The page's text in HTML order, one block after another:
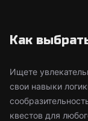
Как
Ищете
свои навыки
квестов для